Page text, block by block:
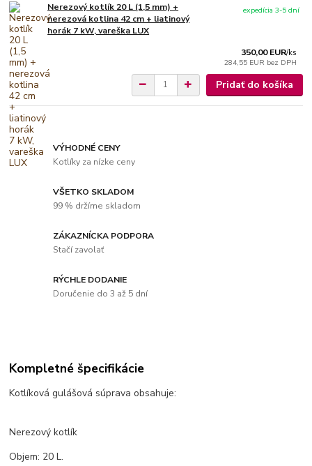
Nerezový kotlík 20 L (1,5 mm) +
nerezová kotlina 42 cm + liatinový
horák 7 kW, vareška LUX
350,00 EUR/ks
284,55 EUR bez DPH
expedícia 3-5 dní
Pridať do košíka
VÝHODNÉ CENY
Kotlíky za nízke ceny
VŠETKO SKLADOM
99 % držíme skladom
ZÁKAZNÍCKA PODPORA
Stačí zavolať
RÝCHLE DODANIE
Doručenie do 3 až 5 dní
Kompletné špecifikácie
Kotlíková gulášová súprava obsahuje:
Nerezový kotlík
Objem: 20 L.